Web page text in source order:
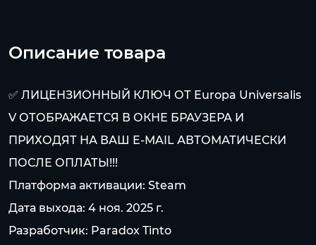
Описание товара
✅ ЛИЦЕНЗИОННЫЙ КЛЮЧ ОТ Europa Universalis
V ОТОБРАЖАЕТСЯ В ОКНЕ БРАУЗЕРА И
ПРИХОДЯТ НА ВАШ E-MAIL АВТОМАТИЧЕСКИ
ПОСЛЕ ОПЛАТЫ!!!
Платформа активации: Steam
Дата выхода: 4 ноя. 2025 г.
Разработчик: Paradox Tinto